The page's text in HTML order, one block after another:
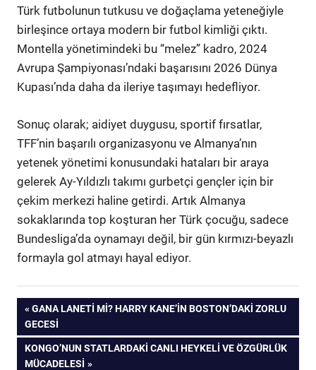
Türk futbolunun tutkusu ve doğaçlama yeteneğiyle
birleşince ortaya modern bir futbol kimliği çıktı.
Montella yönetimindeki bu “melez” kadro, 2024
Avrupa Şampiyonası’ndaki başarısını 2026 Dünya
Kupası’nda daha da ileriye taşımayı hedefliyor.
Sonuç olarak; aidiyet duygusu, sportif fırsatlar,
TFF’nin başarılı organizasyonu ve Almanya’nın
yetenek yönetimi konusundaki hataları bir araya
gelerek Ay-Yıldızlı takımı gurbetçi gençler için bir
çekim merkezi haline getirdi. Artık Almanya
sokaklarında top koşturan her Türk çocuğu, sadece
Bundesliga’da oynamayı değil, bir gün kırmızı-beyazlı
formayla gol atmayı hayal ediyor.
Yazı
gezinmesi
ÖNCEKI
YAZI:
GANA LANETI MI? HARRY KANE’IN BOSTON’DAKI ZORLU
GECESI
SONRAKI
YAZI:
KONGO’NUN STATLARDAKI CANLI HEYKELI VE ÖZGÜRLÜK
MÜCADELESI